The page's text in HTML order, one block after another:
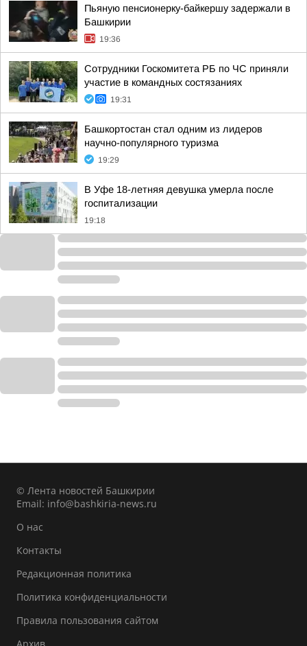
Пьяную пенсионерку-байкершу задержали в
Башкирии
19:36
Сотрудники Госкомитета РБ по ЧС приняли
участие в командных состязаниях
19:31
Башкортостан стал одним из лидеров
научно-популярного туризма
19:29
В Уфе 18-летняя девушка умерла после
госпитализации
19:18
© Лента новостей Башкирии
Email: info@bashkiria-news.ru
О нас
Контакты
Редакционная политика
Политика конфиденциальности
Правила пользования сайтом